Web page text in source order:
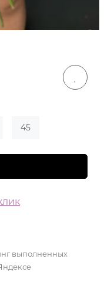
45
выполненных